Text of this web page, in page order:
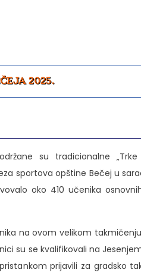
2025.
su tradicionalne
sportova opštine Bečej u
oko 410 učenika
na ovom velikom
su se kvalifikovali na
prijavili za gradsko